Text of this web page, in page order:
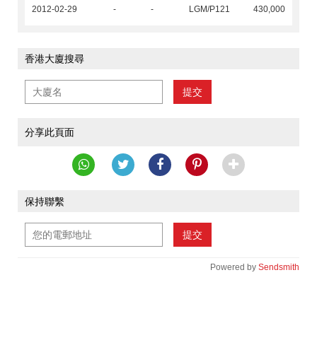
2012-02-29
- - LGM/P121 430,000
香港大廈搜尋
提交
分享此頁面
保持聯繫
提交
Powered by Sendsmith